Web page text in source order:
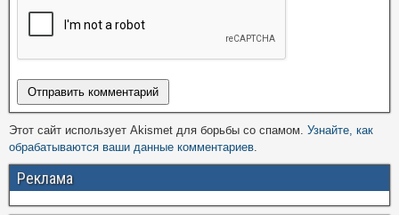
Этот сайт использует Akismet для борьбы со спамом. Узнайте, как
обрабатываются ваши данные комментариев.
Реклама